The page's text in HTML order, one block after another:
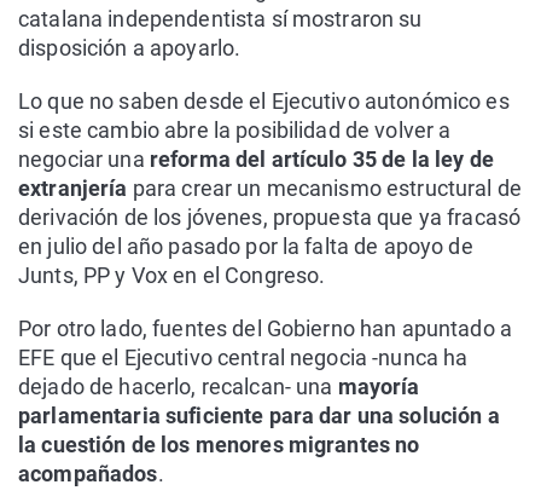
catalana independentista sí mostraron su
disposición a apoyarlo.
Lo que no saben desde el Ejecutivo autonómico es
si este cambio abre la posibilidad de volver a
negociar una reforma del artículo 35 de la ley de
extranjería para crear un mecanismo estructural de
derivación de los jóvenes, propuesta que ya fracasó
en julio del año pasado por la falta de apoyo de
Junts, PP y Vox en el Congreso.
Por otro lado, fuentes del Gobierno han apuntado a
EFE que el Ejecutivo central negocia -nunca ha
dejado de hacerlo, recalcan- una mayoría
parlamentaria suficiente para dar una solución a
la cuestión de los menores migrantes no
acompañados.